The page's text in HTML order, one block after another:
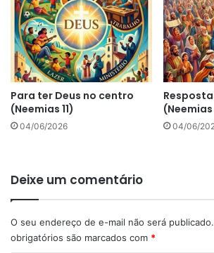
Para ter Deus no centro
(Neemias 11)
04/06/2026
(Neemias
04/06/
Deixe um comentário
O seu endereço de e-mail não será publicado.
obrigatórios são marcados com *